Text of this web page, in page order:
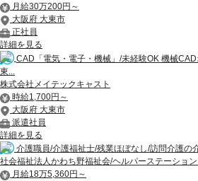
月給30万200円～
大阪府 大東市
正社員
詳細を見る
CAD「電気・電子・機械」/未経験OK 機械
東...
株式会社メイテックキャスト
時給1,700円～
大阪府 大東市
派遣社員
詳細を見る
介護職員/介護福祉士/残業ほぼなし/訪問介護の
社会福祉法人かわち野福祉会/ヘルパーステーショ
月給18万5,360円～